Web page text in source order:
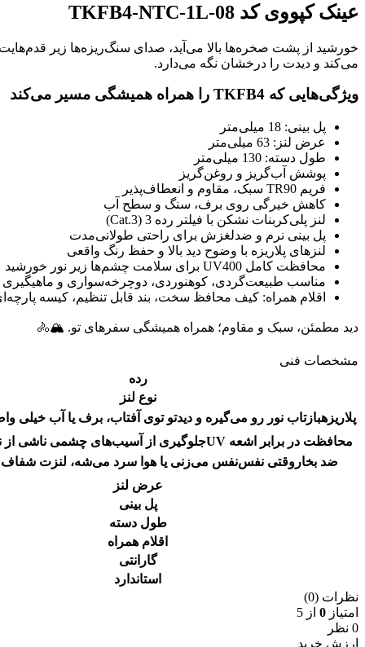
عینک کپووی کد TKFB4-NTC-1L-08
خورشید از پشت صخره‌ها بالا می‌آید، صدای سنگ‌ریزه‌ها زیر
می‌کند و دیدت را درخشان نگه می‌دارد.
ویژگی‌هایی که TKFB4 را همراه همیشگی مسیر می‌کند
پل بینی: 18 میلی‌متر
عرض لنز: 63 میلی‌متر
طول دسته: 130 میلی‌متر
پوشش آب‌گریز و روغن‌گریز
فریم TR90 سبک، مقاوم و انعطاف‌پذیر
کاهش خیرگی روی برف، سنگ و سطح آب
لنز پلی‌کربنات نشکن با فیلتر رده 3 (Cat.3)
پل بینی نرم و ضدلغزش برای راحتی طولانی‌مدت
لنزهای پلاریزه با وضوح دید بالا و حفظ رنگ واقعی
محافظت کامل UV400 برای سلامت چشم‌ها زیر نور خورشید
مناسب طبیعت‌گردی، کوهنوردی، دوچرخه‌سواری و ماهیگیری
اقلام همراه: کیف محافظ سخت، بند قابل تنظیم، کیسه
دید مطمئن، سبک و مقاوم؛ همراه همیشگی سفرهای تو. 🏔️🚴
مشخصات فنی
رده
نوع لنز
پلاریزهبازتاب نور رو می‌گیره و دیدتو توی آفتاب، برف یا آب خیلی
محافظت در برابر اشعه UV
جلوگیری از آسیب‌های چشمی ناشی از
ضد بخار وقتی نفس‌نفس می‌زنی یا هوا سرد می‌شه، لنزت
عرض لنز
پل بینی
طول دسته
اقلام همراه
گارانتی
استاندارد
نظرات (0)
امتیاز 0 از 5
0 نظر
ارزش خرید